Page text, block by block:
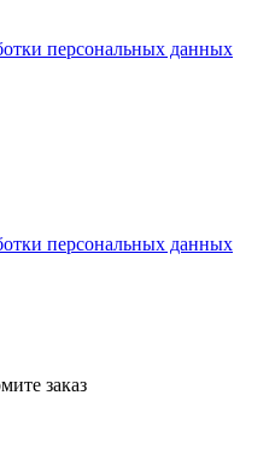
персональных данных
персональных данных
заказ